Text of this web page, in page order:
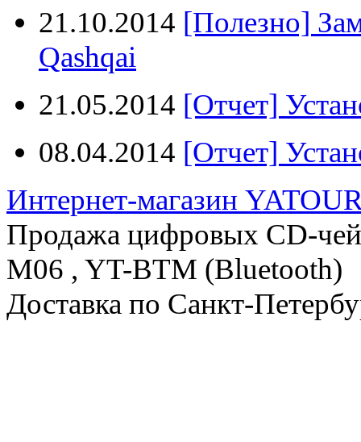
21.10.2014 [Полезно]
Qashqai
21.05.2014 [Отчет]
08.04.2014 [Отчет]
Интернет-магазин
Продажа цифровых CD-
M06 , YT-BTM (Bluetooth)
Доставка по Санкт-